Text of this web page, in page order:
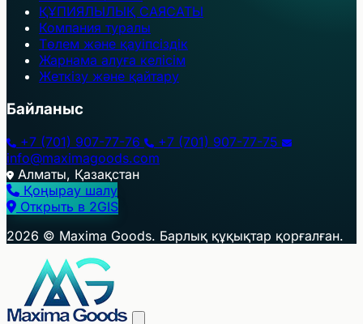
ҚҰПИЯЛЫЛЫҚ САЯСАТЫ
Компания туралы
Төлем және қауіпсіздік
Жарнама алуға келісім
Жеткізу және қайтару
Байланыс
+7 (701) 907-77-76
+7 (701) 907-77-75
info@maximagoods.com
Алматы, Қазақстан
Қоңырау шалу
+
−
Открыть в 2GIS
2026 © Maxima Goods. Барлық құқықтар қорғалған.